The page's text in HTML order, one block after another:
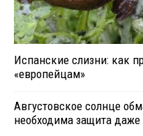
Испанские слизни: как
«европейцам»
Августовское солнце
необходима защита даже